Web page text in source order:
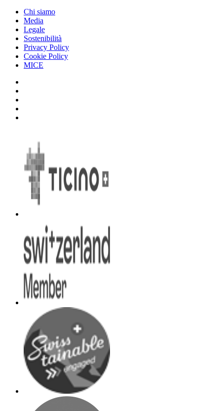
Chi siamo
Media
Legale
Sostenibilità
Privacy Policy
Cookie Policy
MICE